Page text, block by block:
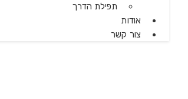
תפילת הדרך
אודות
צור קשר